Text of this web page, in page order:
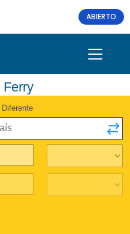
ABIERTO
Ferry